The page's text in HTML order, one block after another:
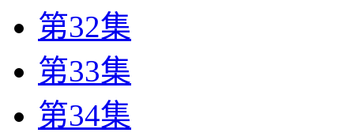
第32集
第33集
第34集